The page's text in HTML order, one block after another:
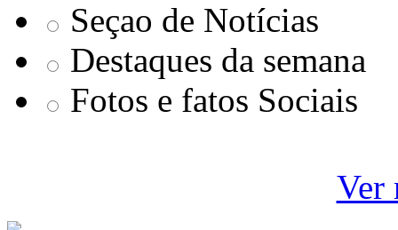
Seçao de Notícias
Destaques da semana
Fotos e fatos Sociais
Ver